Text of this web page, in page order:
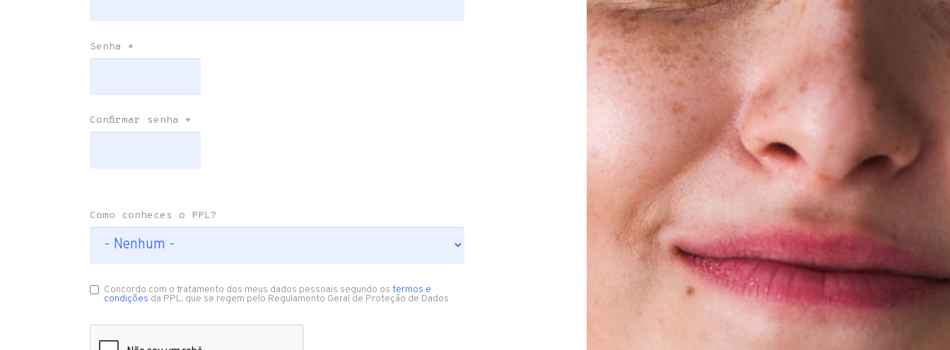
Senha *
Confirmar senha *
Como conheces o PPL?
Concordo com o tratamento dos meus dados pessoais segundo os termos e
condições da PPL, que se regem pelo Regulamento Geral de Proteção de Dados